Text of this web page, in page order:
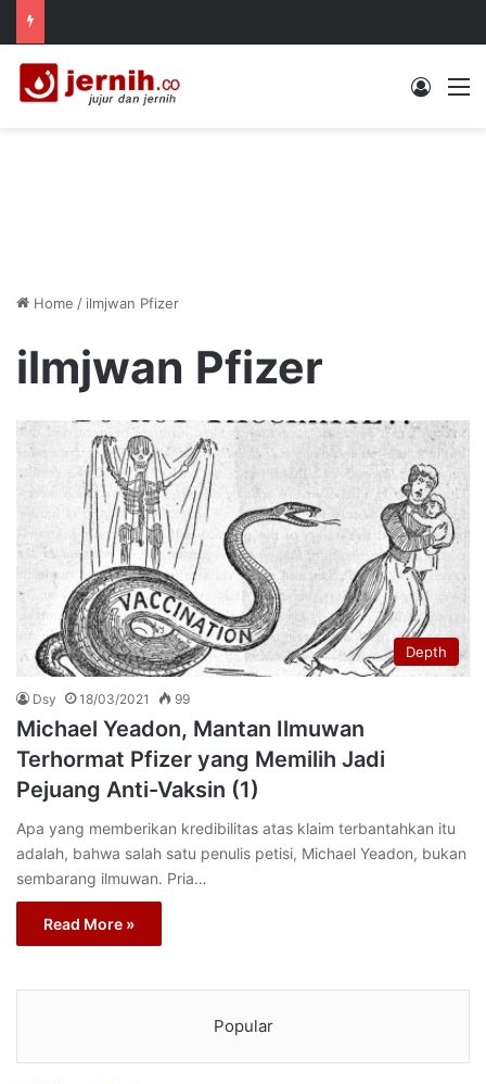
Log In
Home / ilmjwan Pfizer
ilmjwan Pfizer
Depth
Dsy 18/03/2021 99
Michael Yeadon, Mantan Ilmuwan
Terhormat Pfizer yang Memilih Jadi
Pejuang Anti-Vaksin (1)
Apa yang memberikan kredibilitas atas klaim terbantahkan itu
adalah, bahwa salah satu penulis petisi, Michael Yeadon, bukan
sembarang ilmuwan. Pria…
Read More »
Popular